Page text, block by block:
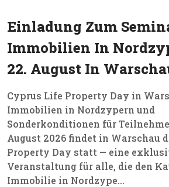
Einladung Zum
Immobilien In
22. August In
Cyprus Life Property Day in
Immobilien in Nordzypern und
Sonderkonditionen für
August 2026 findet in Warschau
Property Day statt — eine
Veranstaltung für alle, die den
Immobilie in Nordzype...